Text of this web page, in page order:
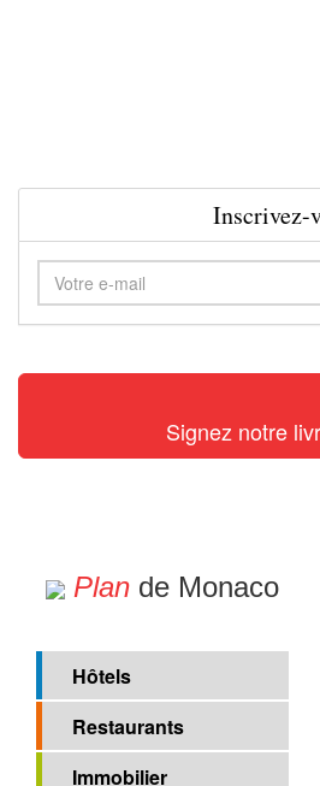
Inscrivez-
Signez notre
Plan de Monaco
Hôtels
Restaurants
Immobilier